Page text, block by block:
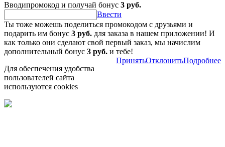
Вводипромокод и получай бонус 3 руб.
Ввести
Ты тоже можешь поделиться промокодом с друзьями и
подарить им бонус 3 руб. для заказа в нашем приложении! И
как только они сделают свой первый заказ, мы начислим
дополнительный бонус 3 руб. и тебе!
Для обеспечения удобства
пользователей сайта
используются cookies
ПринятьОтклонитьПодробнее